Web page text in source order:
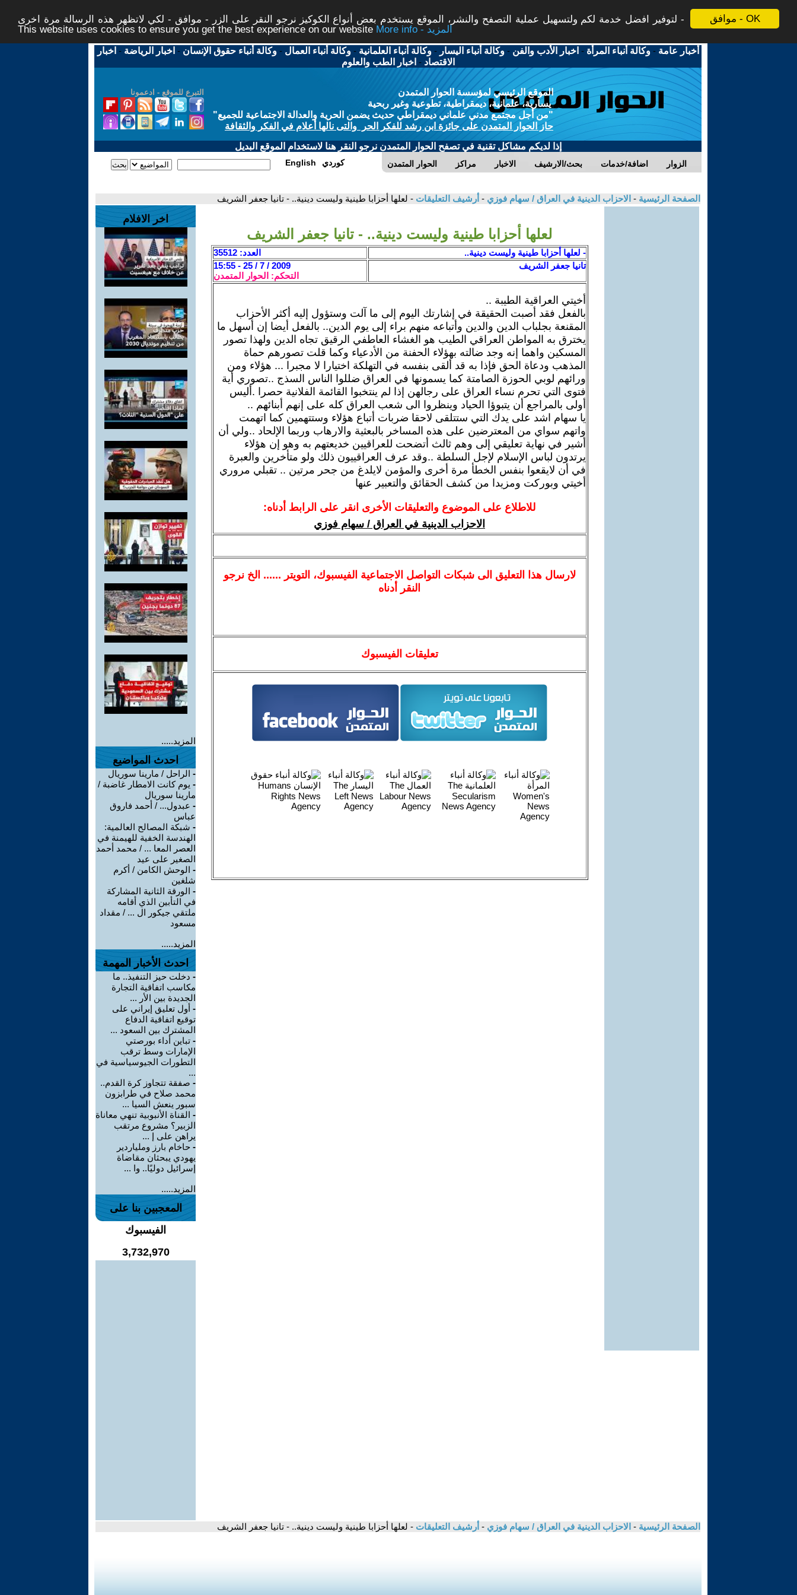
موافق - OK
لتوفير افضل خدمة لكم ولتسهيل عملية التصفح والنشر، الموقع يستخدم بعض أنواع الكوكيز نرجو النقر على الزر - موافق - لكي لاتظهر هذه الرسالة مرة اخرى -
This website uses cookies to ensure you get the best experience on our website
More info - المزيد
أخبار عامة -وكالة أنباء المرأة - اخبار الأدب والفن -وكالة أنباء اليسار -وكالة أنباء العلمانية -وكالة أنباء العمال -وكالة أنباء حقوق الإنسان - اخبار الرياضة - اخبار
الاقتصاد - اخبار الطب والعلوم
التبرع للموقع - ادعمونا
الموقع الرئيسي لمؤسسة الحوار المتمدن
يسارية، علمانية، ديمقراطية، تطوعية وغير ربحية
"من أجل مجتمع مدني علماني ديمقراطي حديث يضمن الحرية والعدالة الاجتماعية للجميع"
حاز الحوار المتمدن على جائزة ابن رشد للفكر الحر والتى نالها أعلام في الفكر والثقافة
إذا لديكم مشاكل تقنية في تصفح الحوار المتمدن نرجو النقر هنا لاستخدام الموقع البديل
الحوار المتمدن مراكز الاخبار بحث/الارشيف اضافة/خدمات الزوار English كوردي
الصفحة الرئيسية - الاحزاب الدينية في العراق / سهام فوزي - أرشيف التعليقات - لعلها أحزابا طينية وليست دينية.. - تانيا جعفر الشريف
لعلها أحزابا طينية وليست دينية.. - تانيا جعفر الشريف
- لعلها أحزابا طينية وليست دينية..
العدد: 35512
تانيا جعفر الشريف
2009 / 7 / 25 - 15:55
التحكم: الحوار المتمدن
أخيتي العراقية الطيبة ..
بالفعل فقد أصبت الحقيقة في إشارتك اليوم إلى ما آلت وستؤول إليه أكثر الأحزاب
المقنعة بجلباب الدين والدين وأتباعه منهم براء إلى يوم الدين.. بالفعل أيضا إن أسهل ما
يخترق به المواطن العراقي الطيب هو الغشاء العاطفي الرقيق تجاه الدين ولهذا تصور
المسكين واهما إنه وجد ضالته بهؤلاء الحفنة من الأدعياء وكما قلت تصورهم حماة
المذهب ودعاة الحق فإذا به قد ألقى بنفسه في التهلكة اختيارا لا مجبرا ... هؤلاء ومن
ورائهم لوبي الحوزة الصامتة كما يسمونها في العراق ضللوا الناس السذج ..تصوري أية
فتوى التي تحرم نساء العراق على رجالهن إذا لم ينتخبوا القائمة الفلانية حصرا .أليس
أولى بالمراجع أن يتبوؤا الحياد وينظروا الى شعب العراق كله على إنهم أبنائهم ..
يا سهام اشد على يدك التي ستتلقى لاحقا ضربات أتباع هؤلاء وستتهمين كما اتهمت
واتهم سواي من المعترضين على هذه المساخر بالبعثية والارهاب وربما الإلحاد ..ولي أن
أشير في نهاية تعليقي إلى وهم ثالث أتضحت للعراقيين خديعتهم به وهو إن هؤلاء
يرتدون لباس الإسلام لإجل السلطة ..وقد عرف العراقييون ذلك ولو متأخرين والعبرة
في أن لايقعوا بنفس الخطأ مرة أخرى والمؤمن لايلدغ من جحر مرتين .. تقبلي مروري
أخيتي وبوركت ومزيدا من كشف الحقائق والتعبير عنها
للاطلاع على الموضوع والتعليقات الأخرى انقر على الرابط أدناه:
الاحزاب الدينية في العراق / سهام فوزي
لارسالهذا التعليق الى شبكات التواصل الاجتماعية الفيسبوك، التويتر ...... الخ نرجو
النقر أدناه
تعليقات الفيسبوك
اخر الافلام
المزيد.....
احدث المواضيع
- الراحل / مارينا سوريال
- يوم كانت الامطار غاضبة /
مارينا سوريال
- عبدول... / أحمد فاروق
عباس
- شبكة المصالح العالمية:
الهندسة الخفية للهيمنة في
العصر المعا ... / محمد أحمد
الصغير على عيد
- الوحش الكامن / أكرم
شلغين
- الورقة الثانية المشاركة
في التأبين الذي أقامه
ملتقي جيكور ال ... / مقداد
مسعود
المزيد.....
احدث الأخبار المهمة
- دخلت حيز التنفيذ.. ما
مكاسب اتفاقية التجارة
الجديدة بين الأر ...
- أول تعليق إيراني على
توقيع اتفاقية الدفاع
المشترك بين السعود ...
- تباين أداء بورصتي
الإمارات وسط ترقب
التطورات الجيوسياسية في
...
- صفقة تتجاوز كرة القدم..
محمد صلاح في طرابزون
سبور ينعش السيا ...
- القناة الأنبوبية تنهي معاناة
الزبير؟ مشروع مرتقب
يراهن على إ ...
- حاخام بارز وملياردير
يهودي يبحثان مقاضاة
إسرائيل دوليًا.. وا ...
المزيد.....
المعجبين بنا على
الفيسبوك
3,732,970
الصفحة الرئيسية - الاحزاب الدينية في العراق / سهام فوزي - أرشيف التعليقات - لعلها أحزابا طينية وليست دينية.. - تانيا جعفر الشريف